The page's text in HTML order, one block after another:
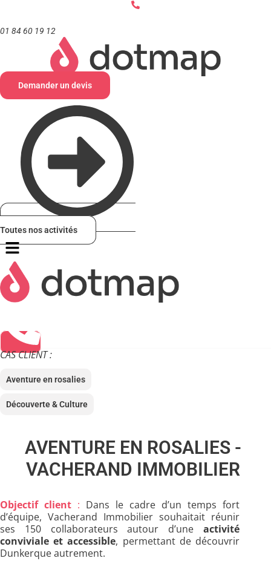
contenu
01 84 60 19 12
Demander un devis
Toutes nos activités
CAS CLIENT :
Aventure en rosalies
Découverte & Culture
AVENTURE EN ROSALIES -
VACHERAND IMMOBILIER
Objectif client : Dans le cadre d’un temps fort
d’équipe, Vacherand Immobilier souhaitait réunir
ses 150 collaborateurs autour d’uneactivité
conviviale et accessible, permettant de découvrir
Dunkerque autrement.